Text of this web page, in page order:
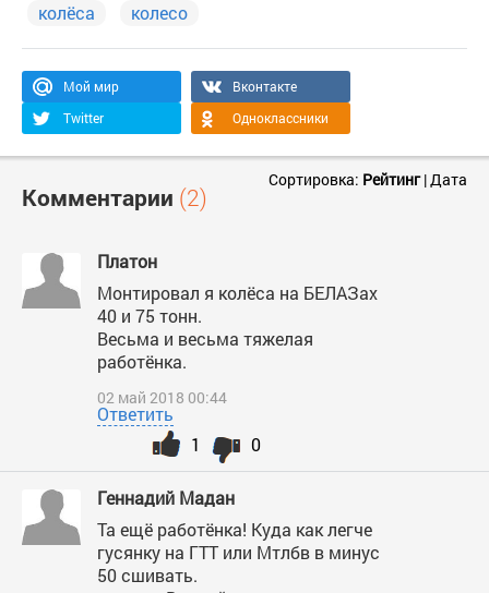
колёса
колесо
Мой мир
Вконтакте
Twitter
Одноклассники
Комментарии (2)
Сортировка: Рейтинг|Дата
Платон
Монтировал я колёса на БЕЛАЗах
40 и 75 тонн.
Весьма и весьма тяжелая
работёнка.
02 май 2018 00:44
Ответить
0
1
Геннадий Мадан
Та ещё работёнка! Куда как легче
гусянку на ГТТ или Мтлбв в минус
50 сшивать.